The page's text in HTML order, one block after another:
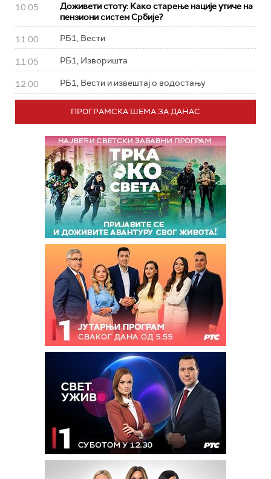
10:05
Доживети стоту: Како старење нације утиче на
пензиони систем Србије?
11:00 РБ1, Вести
11:05 РБ1, Изворишта
12:00 РБ1, Вести и извештај о водостању
ПРОГРАМСКА ШЕМА ЗА ДАНАС